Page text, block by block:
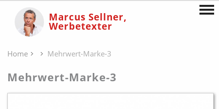
Marcus Sellner,
Werbetexter
Home Mehrwert-Marke-3
Mehrwert-Marke-3